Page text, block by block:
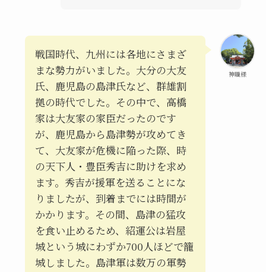
神職様
戦国時代、九州には各地にさまざ
まな勢力がいました。大分の大友
氏、鹿児島の島津氏など、群雄割
拠の時代でした。その中で、高橋
家は大友家の家臣だったのです
が、鹿児島から島津勢が攻めてき
て、大友家が危機に陥った際、時
の天下人・豊臣秀吉に助けを求め
ます。秀吉が援軍を送ることにな
りましたが、到着までには時間が
かかります。その間、島津の猛攻
を食い止めるため、紹運公は岩屋
城という城にわずか700人ほどで籠
城しました。島津軍は数万の軍勢